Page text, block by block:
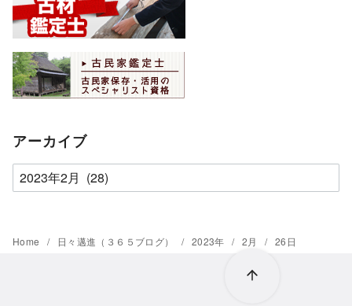
アーカイブ
ア
ー
イ
Home 日々邁進（３６５ブログ） 2023年 2月 26日